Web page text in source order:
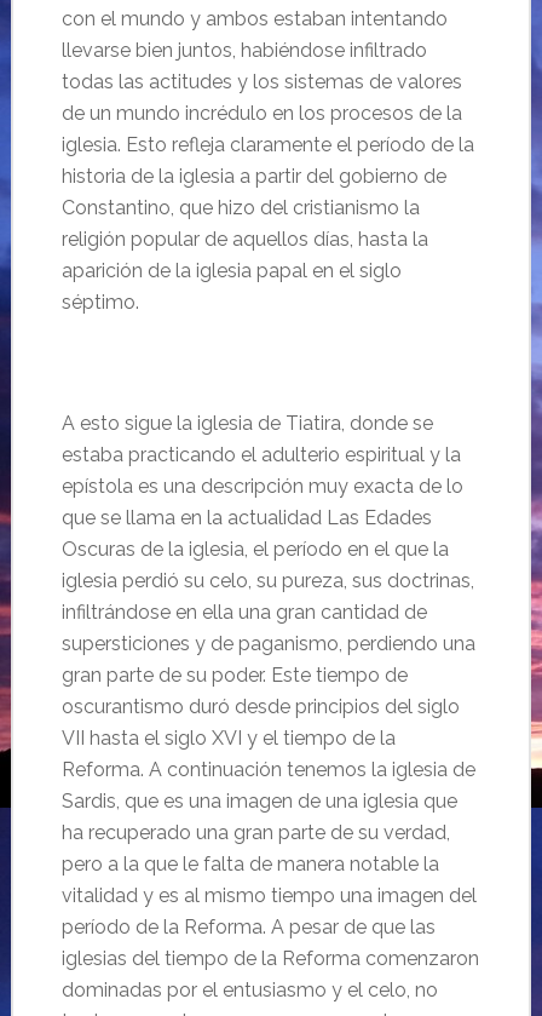
con el mundo y ambos estaban intentando
llevarse bien juntos, habiéndose infiltrado
todas las actitudes y los sistemas de valores
de un mundo incrédulo en los procesos de la
iglesia. Esto refleja claramente el período de la
historia de la iglesia a partir del gobierno de
Constantino, que hizo del cristianismo la
religión popular de aquellos días, hasta la
aparición de la iglesia papal en el siglo
séptimo.
A esto sigue la iglesia de Tiatira, donde se
estaba practicando el adulterio espiritual y la
epístola es una descripción muy exacta de lo
que se llama en la actualidad Las Edades
Oscuras de la iglesia, el período en el que la
iglesia perdió su celo, su pureza, sus doctrinas,
infiltrándose en ella una gran cantidad de
supersticiones y de paganismo, perdiendo una
gran parte de su poder. Este tiempo de
oscurantismo duró desde principios del siglo
VII hasta el siglo XVI y el tiempo de la
Reforma. A continuación tenemos la iglesia de
Sardis, que es una imagen de una iglesia que
ha recuperado una gran parte de su verdad,
pero a la que le falta de manera notable la
vitalidad y es al mismo tiempo una imagen del
período de la Reforma. A pesar de que las
iglesias del tiempo de la Reforma comenzaron
dominadas por el entusiasmo y el celo, no